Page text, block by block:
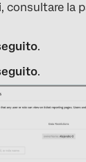
consultare la
.
.